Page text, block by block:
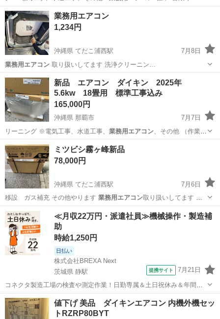
沖縄 那覇市 季節、空調家電
業務用エアコン
1,234円
沖縄県 てだこ浦西駅
7月8日
業務用エアコン取り扱いしてます 洗浄クリーニン…
沖縄 沖縄市 てだこ浦西駅 季節、空調家電
業務用エアコン
新品 エアコン ダイキン 2025年
5.6kw 18畳用 標準工事込み
165,000円
沖縄県 那覇市
7月7日
リーニング ※電気工事、水道工事、 業務用エアコン、その他 （作業員
多数在籍してお…
沖縄 那覇市 季節、空調家電 ダイキン
ミツビシ霧ヶ峰新品
78,000円
沖縄県 てだこ浦西駅
7月6日
移設 ガス補充 その他やります 業務用エアコン取り扱いしてます 取
り替え 修理 …
沖縄 沖縄市 てだこ浦西駅 季節、空調家電 霧ヶ峰
≪月収22万円・派遣社員≫機械操作・製造補
助
時給1,250円
日払い
株式会社BREXA Next
茨城県 静駅
提携サイト 7月21日
コネクタ製造工場の検査や測定作業！日勤専属＆土日祝休み＆年間休
日128日★クリーンルーム内作業★マイカー通勤OK＆無料駐車場あり
★就業先食堂利用可！日払い制度あり！《茨城県常陸大宮市》 人気の
工場のお仕事 ◇コネクタ製造工...
茨城 常陸大宮市 静駅 その他
値下げ 美品 ダイキンエアコン 内機外機セッ
トRZRP80BYT